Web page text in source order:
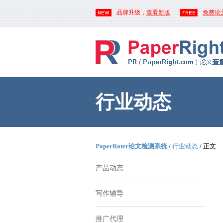
品牌升级， 查看新版 免费论
行业动态
PaperRater论文检测系统/ 行业动态 / 正文
产品动态
写作辅导
推广代理